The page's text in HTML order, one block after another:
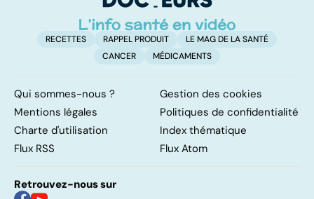
RECETTES RAPPEL PRODUIT
LE MAG DE LA SANTÉ
CANCER
MÉDICAMENTS
Qui sommes-nous ?
Gestion des cookies
Mentions légales
Politiques de confidentialité
Charte d'utilisation
Index thématique
Flux RSS
Flux Atom
Retrouvez-nous sur